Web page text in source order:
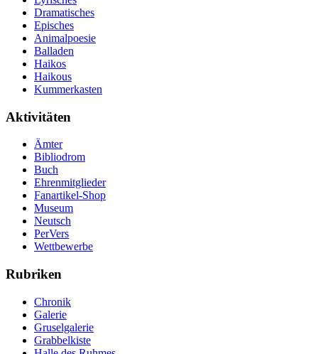
Dramatisches
Episches
Animalpoesie
Balladen
Haikos
Haikous
Kummerkasten
Aktivitäten
Ämter
Bibliodrom
Buch
Ehrenmitglieder
Fanartikel-Shop
Museum
Neutsch
PerVers
Wettbewerbe
Rubriken
Chronik
Galerie
Gruselgalerie
Grabbelkiste